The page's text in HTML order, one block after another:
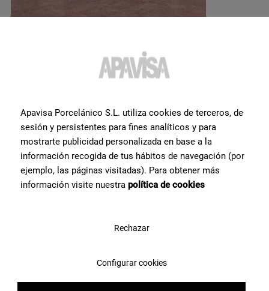
¿Quieres más información o
ayudacon algún producto?
Ponte en contacto con el equipo de especialistas cerámicos con el
que contamos en Apavisa Porcelánico. Te asesoramos y
Apavisa Porcelánico S.L. utiliza cookies de terceros, de
sesión y persistentes para fines analíticos y para
mostrarte publicidad personalizada en base a la
información recogida de tus hábitos de navegación (por
ejemplo, las páginas visitadas). Para obtener más
información visite nuestra política de cookies
Rechazar
Configurar cookies